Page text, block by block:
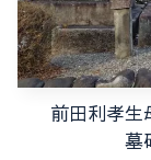
前田利孝生
墓